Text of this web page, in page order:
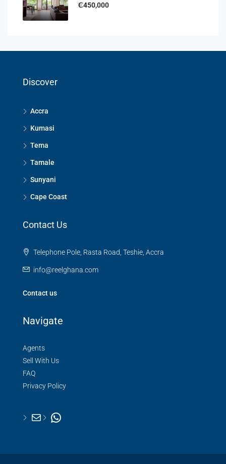
₵450,000
Discover
Accra
Kumasi
Tema
Tamale
Sunyani
Cape Coast
Contact Us
Telephone Pole, Rasta Road, Teshie, Accra
info@reelghana.com
Contact us
Navigate
Agents
Sell With Us
FAQ
Privacy Policy